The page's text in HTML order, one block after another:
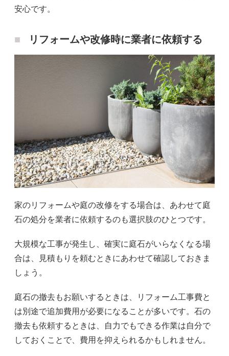
安心です。
リフォームや改修時に業者に依頼する
家のリフォームや庭の改修をする場合は、あわせて庭
石の処分を業者に依頼するのも選択肢のひとつです。
大規模な工事が発生し、確実に庭石がいらなくなる場
合は、見積もりを頼むときにあわせて確認しておきま
しょう。
庭石の撤去もお願いするときは、リフォーム工事費と
は別途で追加費用が必要になることが多いです。石の
撤去も依頼するときは、自力でもできる作業は自分で
しておくことで、費用を抑えられるかもしれません。